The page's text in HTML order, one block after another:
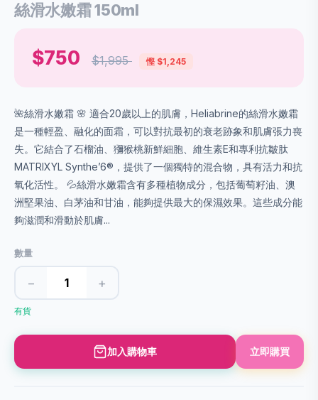
絲滑水嫩霜 150ml
$750 $1,995 慳 $1,245
🌺絲滑水嫩霜 🌸 適合20歲以上的肌膚，Heliabrine的絲滑水嫩霜
是一種輕盈、融化的面霜，可以對抗最初的衰老跡象和肌膚張力喪
失。它結合了石榴油、獼猴桃新鮮細胞、維生素E和專利抗皺肽
MATRIXYL Synthe’6®，提供了一個獨特的混合物，具有活力和抗
氧化活性。 💦絲滑水嫩霜含有多種植物成分，包括葡萄籽油、澳
洲堅果油、白茅油和甘油，能夠提供最大的保濕效果。這些成分能
夠滋潤和滑動於肌膚...
數量
− +
有貨
加入購物車 立即購買